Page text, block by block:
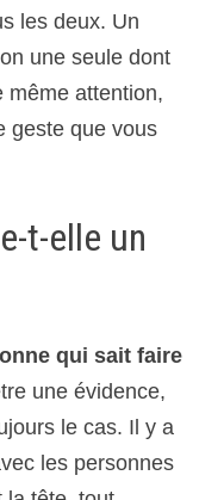
les deux. Un
une seule dont
même attention,
geste que vous
t-elle un
qui sait faire
une évidence,
le cas. Il y a
les personnes